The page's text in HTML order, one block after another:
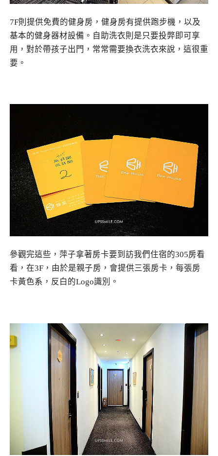
7F則提供免費的健身房，健身房有提供跑步機，以及
基本的健身器材設備。自助洗衣則是只要投弊即可享
用，對於帶孩子出門，常常需要換衣洗衣來說，這很重
要。
參觀完這些，萍子拿著房卡要到訪我們住宿的305房看
看，在3F，由於是親子房，會提供三張房卡，每張房
卡黃色系，反白的Logo識別。